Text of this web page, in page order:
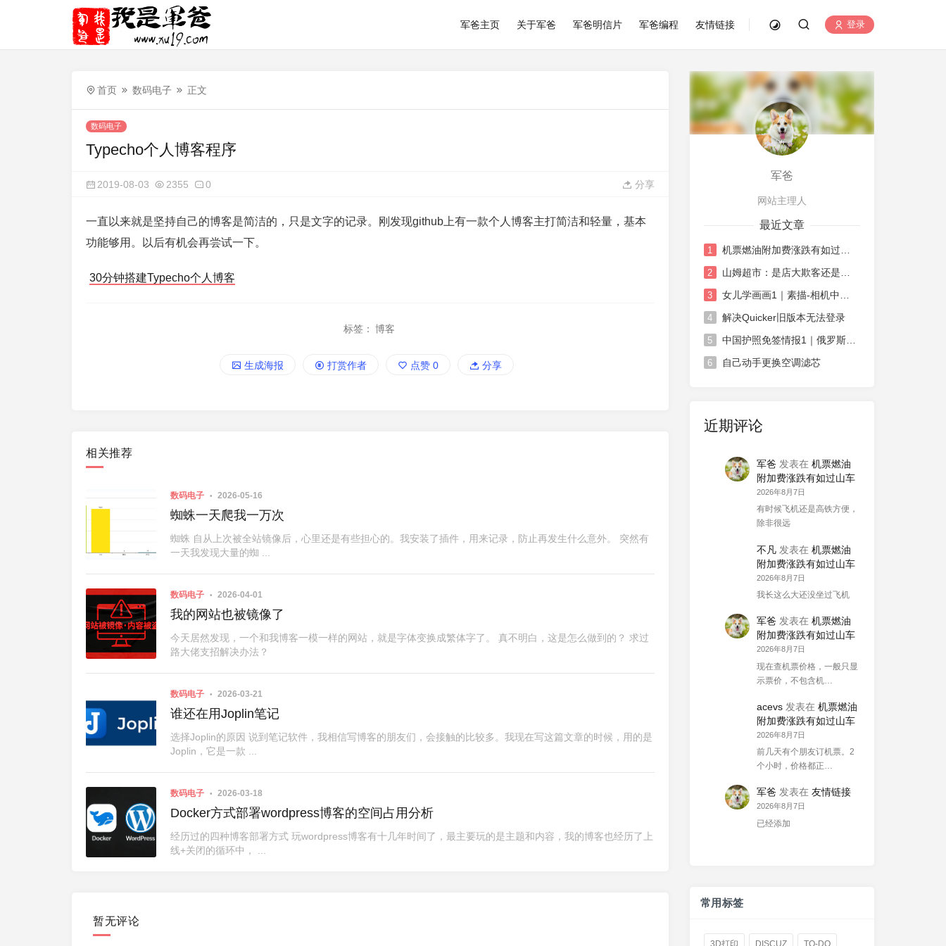
军爸主页 关于军爸 军爸明信片 军爸编程 友情链接 登录
首页 数码电子 正文
数码电子
Typecho个人博客程序
2019-08-03 2355 0 分享
一直以来就是坚持自己的博客是简洁的，只是文字的记录。刚发现github上有一款个人博客主打简洁和轻量，基本
功能够用。以后有机会再尝试一下。
30分钟搭建Typecho个人博客
标签： 博客
生成海报 打赏作者 点赞 0 分享
相关推荐
数码电子 2026-05-16
蜘蛛一天爬我一万次
蜘蛛 自从上次被全站镜像后，心里还是有些担心的。我安装了插件，用来记录，防止再发生什么意外。 突然有
一天我发现大量的蜘 ...
数码电子 2026-04-01
我的网站也被镜像了
今天居然发现，一个和我博客一模一样的网站，就是字体变换成繁体字了。 真不明白，这是怎么做到的？ 求过
路大佬支招解决办法？
数码电子 2026-03-21
谁还在用Joplin笔记
选择Joplin的原因 说到笔记软件，我相信写博客的朋友们，会接触的比较多。我现在写这篇文章的时候，用的是
Joplin，它是一款 ...
数码电子 2026-03-18
Docker方式部署wordpress博客的空间占用分析
经历过的四种博客部署方式 玩wordpress博客有十几年时间了，最主要玩的是主题和内容，我的博客也经历了上
线+关闭的循环中， ...
暂无评论
军爸
网站主理人
最近文章
1
2
3
4 解决Quicker旧版本无法登录
5 中国护照免签情报1｜俄罗斯对中国免签政策延长
6 自己动手更换空调滤芯
近期评论
军爸 发表在 机票燃油
附加费涨跌有如过山车
2026年8月7日
有时候飞机还是高铁方便，
除非很远
不凡 发表在 机票燃油
附加费涨跌有如过山车
2026年8月7日
我长这么大还没坐过飞机
军爸 发表在 机票燃油
附加费涨跌有如过山车
2026年8月7日
现在查机票价格，一般只显
示票价，不包含机…
acevs 发表在 机票燃油
附加费涨跌有如过山车
2026年8月7日
前几天有个朋友订机票。2
个小时，价格都正…
军爸 发表在 友情链接
2026年8月7日
已经添加
常用标签
3D打印 DISCUZ TO-DO